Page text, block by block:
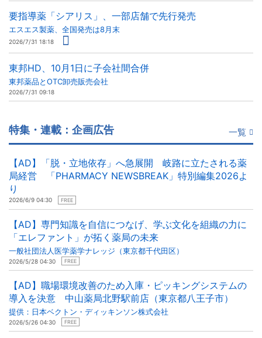
要指導薬「シアリス」、一部店舗で先行発売
エスエス製薬、全国発売は8月末
2026/7/31 18:18
東邦HD、10月1日に子会社間合併
東邦薬品とOTC卸売販売会社
2026/7/31 09:18
特集・連載：企画広告 一覧
【AD】「脱・立地依存」へ急展開 岐路に立たされる薬
局経営 「PHARMACY NEWSBREAK」特別編集2026よ
り
2026/6/9 04:30 FREE
【AD】専門知識を自信につなげ、学ぶ文化を組織の力に
「エレファント」が拓く薬局の未来
一般社団法人医学薬学ナレッジ（東京都千代田区）
2026/5/28 04:30 FREE
【AD】職場環境改善のため入庫・ピッキングシステムの
導入を決意 中山薬局北野駅前店（東京都八王子市）
提供：日本ベクトン・ディッキンソン株式会社
2026/5/26 04:30 FREE